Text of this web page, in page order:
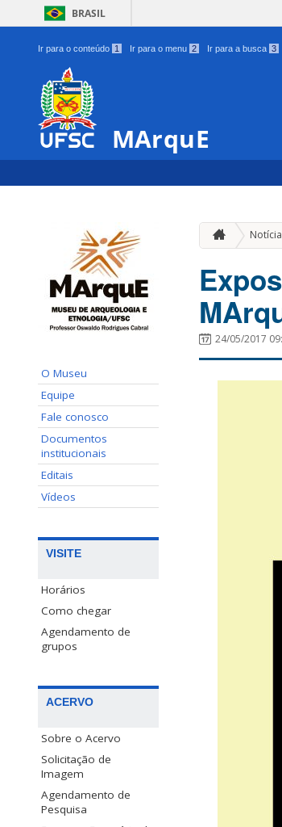
BRASIL
Ir para o conteúdo 1 Ir para o menu 2 Ir para a busca 3
MArquE
O Museu
Equipe
Fale conosco
Documentos
institucionais
Editais
Vídeos
VISITE
Horários
Como chegar
Agendamento de
grupos
ACERVO
Sobre o Acervo
Solicitação de
Imagem
Agendamento de
Pesquisa
24/05/2017